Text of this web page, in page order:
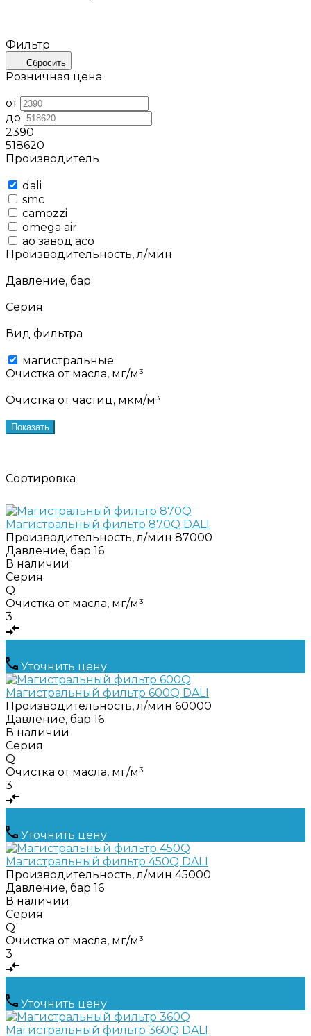
Фильтр
Сбросить
Розничная цена
от
до
2390
518620
Производитель
dali
smc
camozzi
omega air
ао завод асо
Производительность, л/мин
Давление, бар
Серия
Вид фильтра
магистральные
Очистка от масла, мг/м³
Очистка от частиц, мкм/м³
Показать
Сортировка
Магистральный фильтр 870Q DALI
Производительность, л/мин 87000
Давление, бар 16
В наличии
Серия
Q
Очистка от масла, мг/м³
3
Уточнить цену
Магистральный фильтр 600Q DALI
Производительность, л/мин 60000
Давление, бар 16
В наличии
Серия
Q
Очистка от масла, мг/м³
3
Уточнить цену
Магистральный фильтр 450Q DALI
Производительность, л/мин 45000
Давление, бар 16
В наличии
Серия
Q
Очистка от масла, мг/м³
3
Уточнить цену
Магистральный фильтр 360Q DALI